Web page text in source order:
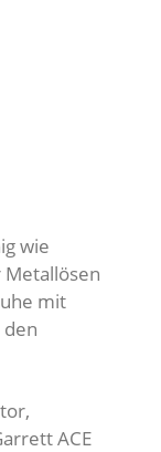
wie
Metallösen
mit
ACE